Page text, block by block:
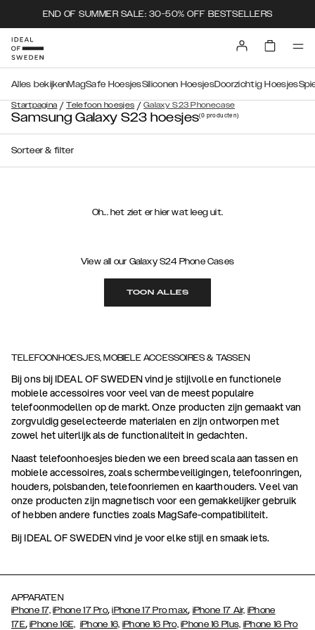
END OF SUMMER SALE: 30-50% OFF BESTSELLERS
Startpagina / Telefoon hoesjes / Galaxy S23 Phonecase
Alles bekijkenMagSafe HoesjesSiliconen HoesjesDoorzichtig Hoesjes
Samsung Galaxy S23 hoesjes(0 producten)
Sorteer & filter
Oh... het ziet er hier wat leeg uit.
View all our Galaxy S24 Phone Cases
TOON ALLES
TELEFOONHOESJES, MOBIELE ACCESSOIRES & TASSEN
Bij ons bij IDEAL OF SWEDEN vind je stijlvolle en functionele
mobiele accessoires voor veel van de meest populaire
telefoonmodellen op de markt. Onze producten zijn gemaakt van
zorgvuldig geselecteerde materialen en zijn ontworpen met
zowel het uiterlijk als de functionaliteit in gedachten.
Naast telefoonhoesjes bieden we een breed scala aan tassen en
mobiele accessoires, zoals schermbeveiligingen, telefoonringen,
houders, polsbanden, telefoonriemen en kaarthouders. Veel van
onze producten zijn magnetisch voor een gemakkelijker gebruik
of hebben andere functies zoals MagSafe-compatibiliteit.
Bij IDEAL OF SWEDEN vind je voor elke stijl en smaak iets.
APPARATEN
iPhone 17, iPhone 17 Pro,iPhone 17 Pro max, iPhone 17 Air, iPhone
17E,iPhone 16E, iPhone 16, iPhone 16 Pro, iPhone 16 Plus, iPhone 16 Pro